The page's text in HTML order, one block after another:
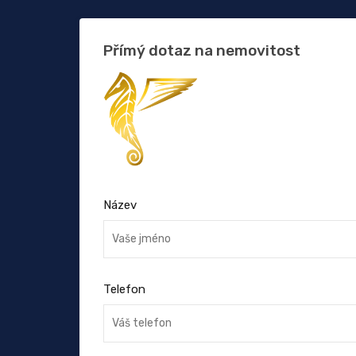
Přímý dotaz na nemovitost
Název
Telefon